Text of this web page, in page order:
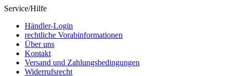
Service/Hilfe
Händler-Login
rechtliche Vorabinformationen
Über uns
Kontakt
Versand und Zahlungsbedingungen
Widerrufsrecht